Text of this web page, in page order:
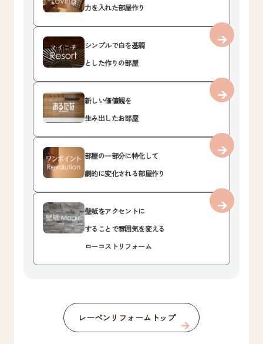
力を入れた部屋作り
シンプルで白を基調
とした作りの部屋
新しい価値観を
生み出したお部屋
部屋の一部分に特化して
劇的に変化される部屋作り
壁紙をアクセントに
することで雰囲気を変える
ローコストリフォーム
レーベンリフォームトップ